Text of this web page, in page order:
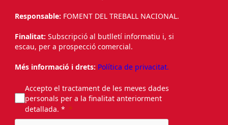
Responsable: FOMENT DEL TREBALL NACIONAL.
Finalitat: Subscripció al butlletí informatiu i, si
escau, per a prospecció comercial.
Més informació i drets: Política de privacitat.
Accepto el tractament de les meves dades
personals per a la finalitat anteriorment
detallada. *